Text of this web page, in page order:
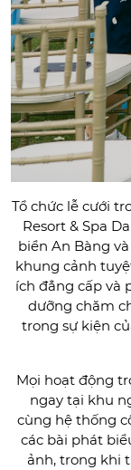
Tổ chức lễ cưới
Resort & Spa
biển An Bàng
khung cảnh
ích đẳng cấp và
dưỡng chăm
trong sự kiện
Mọi hoạt động
ngay tại khu
cùng hệ thống
các bài phát
ảnh, trong khi